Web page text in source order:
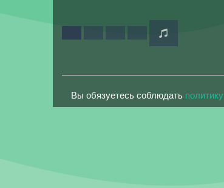
Вы обязуетесь соблюдать